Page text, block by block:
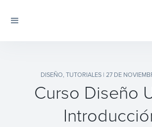
DISEÑO, TUTORIALES| 27 DE
Curso Diseño